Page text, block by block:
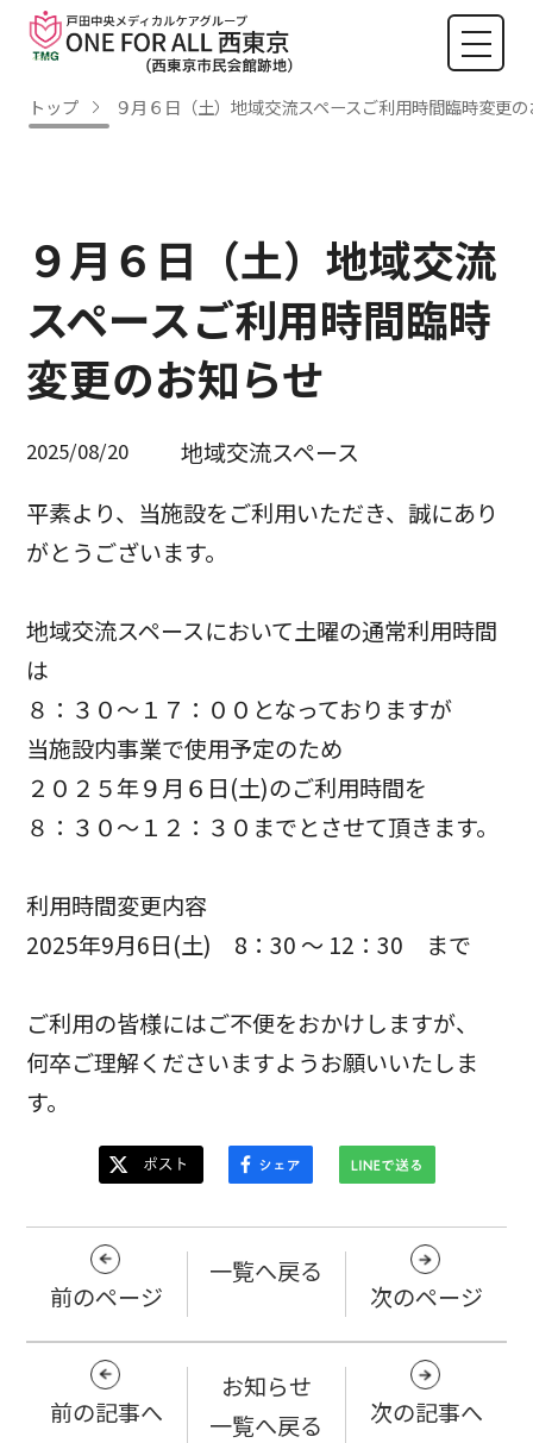
トップ ９月６日（土）地域交流スペースご利用時間臨時変更
９月６日（土）地域交流
スペースご利用時間臨時
変更のお知らせ
2025/08/20
地域交流スペース
平素より、当施設をご利用いただき、誠にあり
がとうございます。
地域交流スペースにおいて土曜の通常利用時間
は
８：３０～１７：００となっておりますが
当施設内事業で使用予定のため
２０２５年９月６日(土)のご利用時間を
８：３０～１２：３０までとさせて頂きます。
利用時間変更内容
2025年9月6日(土) 8：30 ～ 12：30 まで
ご利用の皆様にはご不便をおかけしますが、
何卒ご理解くださいますようお願いいたしま
す。
前のページ
一覧へ戻る
次のページ
前の記事へ
お知らせ
一覧へ戻る
次の記事へ